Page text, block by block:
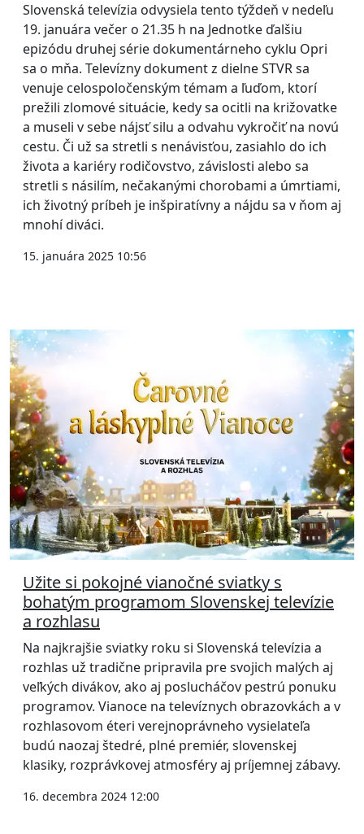
Slovenská televízia odvysiela tento týždeň v nedeľu
19. januára večer o 21.35 h na Jednotke ďalšiu
epizódu druhej série dokumentárneho cyklu Opri
sa o mňa. Televízny dokument z dielne STVR sa
venuje celospoločenským témam a ľuďom, ktorí
prežili zlomové situácie, kedy sa ocitli na križovatke
a museli v sebe nájsť silu a odvahu vykročiť na novú
cestu. Či už sa stretli s nenávisťou, zasiahlo do ich
života a kariéry rodičovstvo, závislosti alebo sa
stretli s násilím, nečakanými chorobami a úmrtiami,
ich životný príbeh je inšpiratívny a nájdu sa v ňom aj
mnohí diváci.
15. januára 2025 10:56
Užite si pokojné vianočné sviatky s
bohatým programom Slovenskej televízie
a rozhlasu
Na najkrajšie sviatky roku si Slovenská televízia a
rozhlas už tradične pripravila pre svojich malých aj
veľkých divákov, ako aj poslucháčov pestrú ponuku
programov. Vianoce na televíznych obrazovkách a v
rozhlasovom éteri verejnoprávneho vysielateľa
budú naozaj štedré, plné premiér, slovenskej
klasiky, rozprávkovej atmosféry aj príjemnej zábavy.
16. decembra 2024 12:00